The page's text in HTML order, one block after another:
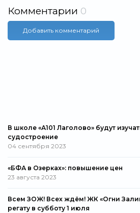
Комментарии 0
Добавить комментарий
В школе «А101 Лаголово» будут
судостроение
04 сентября 2023
«БФА в Озерках»: повышение цен
23 августа 2023
Всем ЗОЖ! Всех ждём! ЖК «Огни
регату в субботу 1 июля